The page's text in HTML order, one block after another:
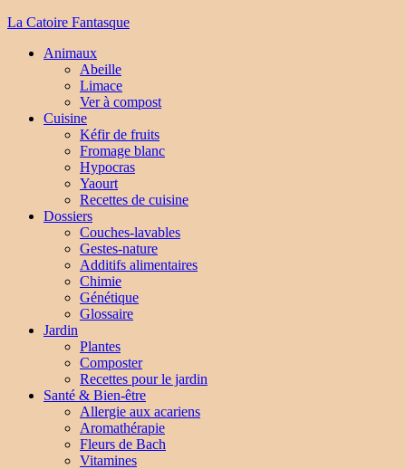
La Catoire Fantasque
Animaux
Abeille
Limace
Ver à compost
Cuisine
Kéfir de fruits
Fromage blanc
Hypocras
Yaourt
Recettes de cuisine
Dossiers
Couches-lavables
Gestes-nature
Additifs alimentaires
Chimie
Génétique
Glossaire
Jardin
Plantes
Composter
Recettes pour le jardin
Santé & Bien-être
Allergie aux acariens
Aromathérapie
Fleurs de Bach
Vitamines